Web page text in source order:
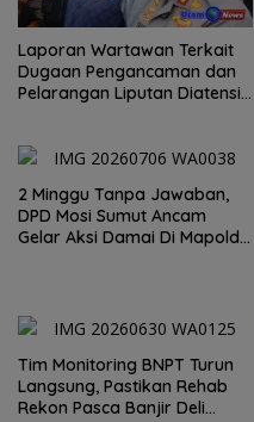
Laporan Wartawan Terkait
Dugaan Pengancaman dan
Pelarangan Liputan Diatensi
2 Minggu Tanpa Jawaban,
DPD Mosi Sumut Ancam
Gelar Aksi Damai Di Mapolda
Hermawan Bersikap Tegas .
Tim Monitoring BNPT Turun
Langsung, Pastikan Rehab
Rekon Pasca Banjir Deli